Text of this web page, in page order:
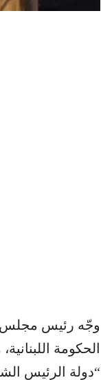
وجّه رئيس مجلس
الحكومة
“دولة الرئيس